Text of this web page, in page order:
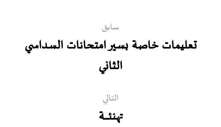
سابق
تعليمات خاصة بسير امتحانات السداسي
الثاني
التالي
تهنئـــــــة